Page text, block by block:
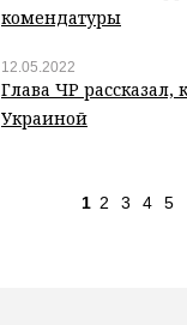
комендатуры
12.05.2022
Глава ЧР рассказал,
Украиной
1 2 3 4 5